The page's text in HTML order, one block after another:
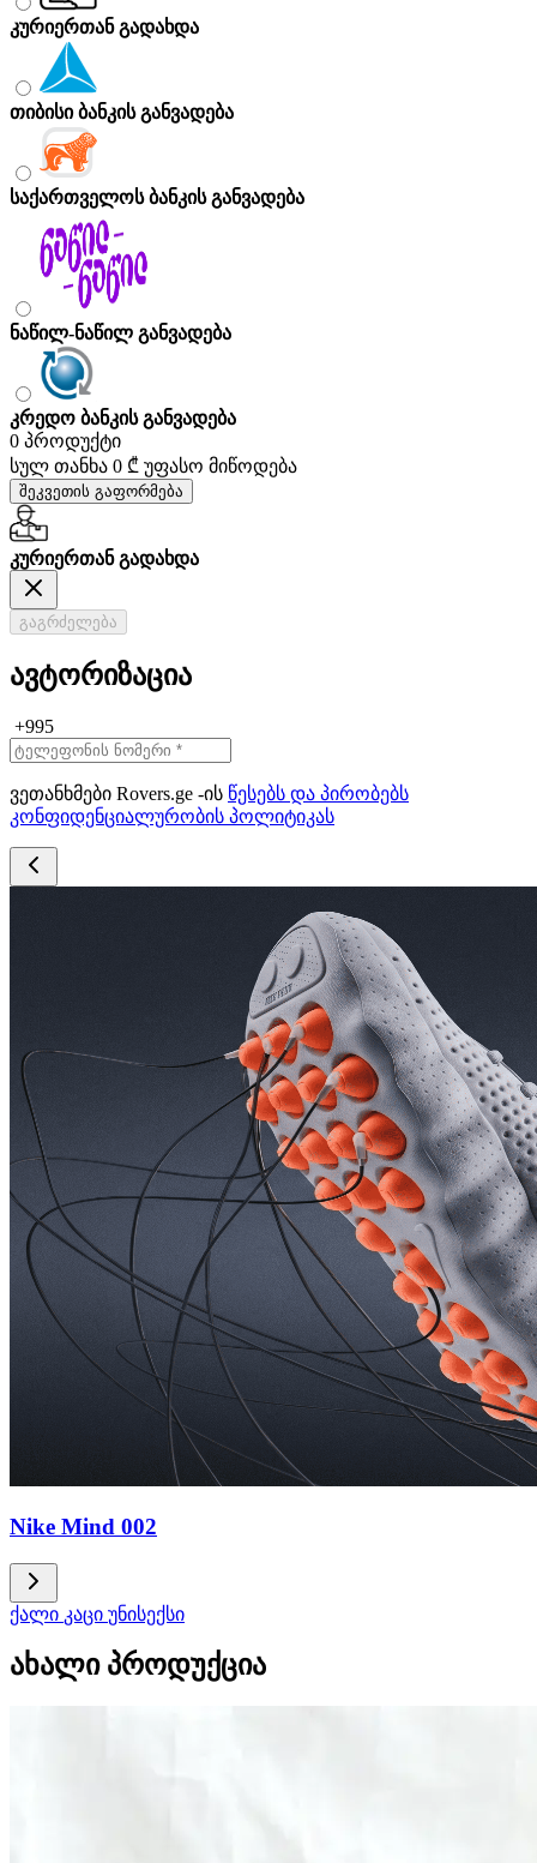
კურიერთან გადახდა
თიბისი ბანკის განვადება
საქართველოს ბანკის განვადება
ნაწილ-ნაწილ განვადება
კრედო ბანკის განვადება
0 პროდუქტი
სულ თანხა 0 ₾ უფასო მიწოდება
შეკვეთის გაფორმება
კურიერთან გადახდა
გაგრძელება
ავტორიზაცია
+995
ვეთანხმები Rovers.ge -ის წესებს და პირობებს
კონფიდენციალურობის პოლიტიკას
Nike Mind 002
ქალი კაცი უნისექსი
ახალი პროდუქცია